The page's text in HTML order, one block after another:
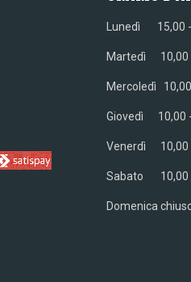
Lunedì 15,00
Martedì 10,00
Mercoledì
Giovedì 10,00
Venerdì
Sabato
Domenica